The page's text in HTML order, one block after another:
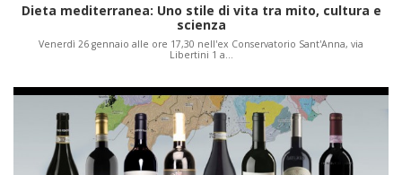
Dieta mediterranea: Uno stile di vita tra mito, cultura e
scienza
Venerdì 26 gennaio alle ore 17,30 nell'ex Conservatorio Sant'Anna, via
Libertini 1 a…